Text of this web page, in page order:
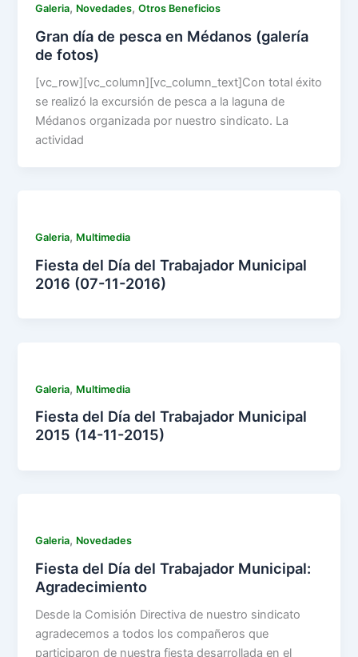
Galeria, Novedades,Otros Beneficios
Gran día de pesca en Médanos (galería
de fotos)
[vc_row][vc_column][vc_column_text]Con total éxito
se realizó la excursión de pesca a la laguna de
Médanos organizada por nuestro sindicato. La
actividad
Galeria, Multimedia
Fiesta del Día del Trabajador Municipal
2016 (07-11-2016)
Galeria, Multimedia
Fiesta del Día del Trabajador Municipal
2015 (14-11-2015)
Galeria, Novedades
Fiesta del Día del Trabajador Municipal:
Agradecimiento
Desde la Comisión Directiva de nuestro sindicato
agradecemos a todos los compañeros que
participaron de nuestra fiesta desarrollada en el